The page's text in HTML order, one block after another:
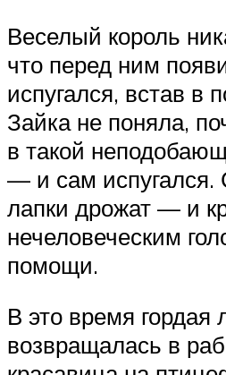
Веселый король
что перед ним
испугался, встав в
Зайка не поняла,
в такой
— и сам испугался.
лапки дрожат — и
нечеловеческим
помощи.
В это время гордая
возвращалась в